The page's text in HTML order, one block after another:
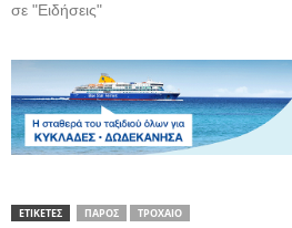
σε "Ειδήσεις"
ΕΤΙΚΕΤΕΣ ΠΑΡΟΣ ΤΡΟΧΑΙΟ